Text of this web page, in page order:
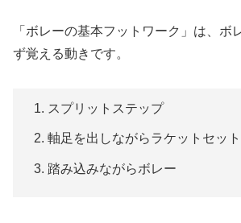
「ボレーの基本フットワーク」は、ボ
ず覚える動きです。
スプリットステップ
軸足を出しながらラケットセット
踏み込みながらボレー